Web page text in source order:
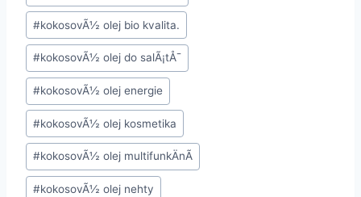
#kokosovÃ½ olej bio kvalita.
#kokosovÃ½ olej do salÃ¡tÅ¯
#kokosovÃ½ olej energie
#kokosovÃ½ olej kosmetika
#kokosovÃ½ olej multifunkÄnÃ­
#kokosovÃ½ olej nehty